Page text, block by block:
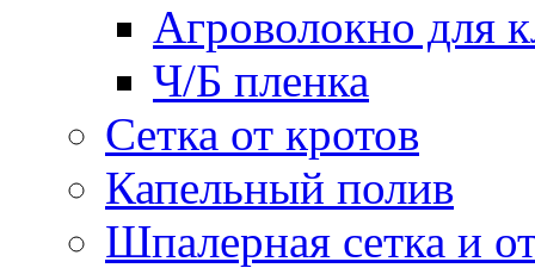
Агроволокно для
Ч/Б пленка
Сетка от кротов
Капельный полив
Шпалерная сетка и